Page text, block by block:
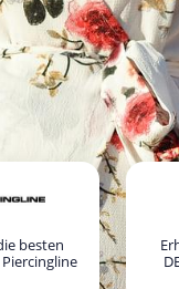
besten
Piercingline